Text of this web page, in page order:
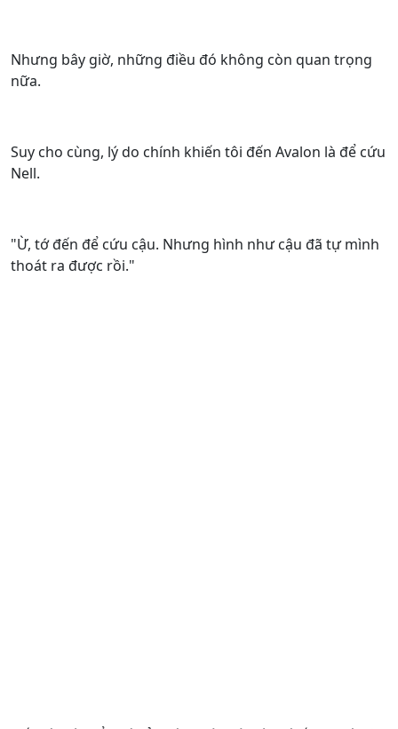
Nhưng bây giờ, những điều đó không còn quan trọng
nữa.
Suy cho cùng, lý do chính khiến tôi đến Avalon là để cứu
Nell.
"Ừ, tớ đến để cứu cậu. Nhưng hình như cậu đã tự mình
thoát ra được rồi."